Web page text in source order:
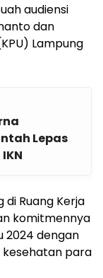
audiensi
dan
Lampung
Lepas
Ruang Kerja
komitmennya
2024 dengan
para